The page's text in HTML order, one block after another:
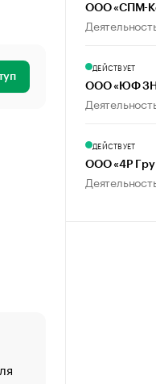
ООО «СПМ-
ДЕЙСТВУЕТ
ООО «ЮФ
ДЕЙСТВУЕТ
ООО «4Р